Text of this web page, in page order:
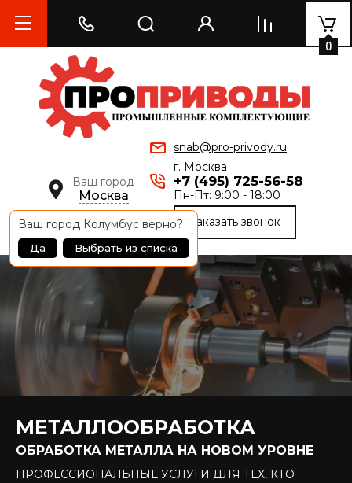
Ваш город
Москва
Ваш город Колумбусверно?
Да Выбрать из списка
snab@pro-privody.ru
г. Москва
+7 (495) 725-56-58
Пн-Пт: 9:00 - 18:00
Заказать звонок
0
МЕТАЛЛООБРАБОТКА
ОБРАБОТКА МЕТАЛЛА НА НОВОМ УРОВНЕ
ПРОФЕССИОНАЛЬНЫЕ УСЛУГИ ДЛЯ ТЕХ, КТО